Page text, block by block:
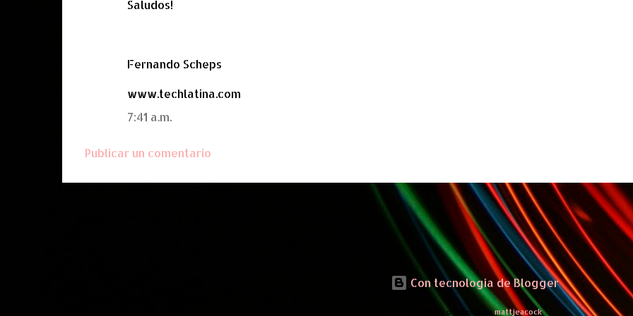
Saludos!
Fernando Scheps
www.techlatina.com
7:41 a.m.
Publicar un comentario
Con tecnología de Blogger
Imágenes del tema demattjeacock